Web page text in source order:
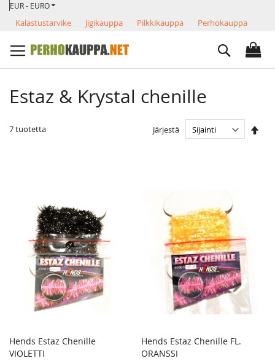
Skip
Content
VALUUTTA
EUR - EURO
Kalastustarvike Jigikauppa Pilkkikauppa
Perhokauppa
Search
Estaz & Krystal chenille
7tuotetta Järjestä
Lisää ostoskoriin
TOIVELISTA
Hends Estaz Chenille
VIOLETTI
Lisää ostoskoriin
Hends Estaz Chenille FL.
ORANSSI